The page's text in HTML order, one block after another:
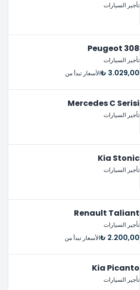
تأجير السيارات
Peugeot 308
تأجير السيارات
3.029,00 ₺ الأسعار تبدأ من
Mercedes C Serisi
تأجير السيارات
Kia Stonic
تأجير السيارات
Renault Taliant
تأجير السيارات
2.200,00 ₺ الأسعار تبدأ من
Kia Picanto
تأجير السيارات